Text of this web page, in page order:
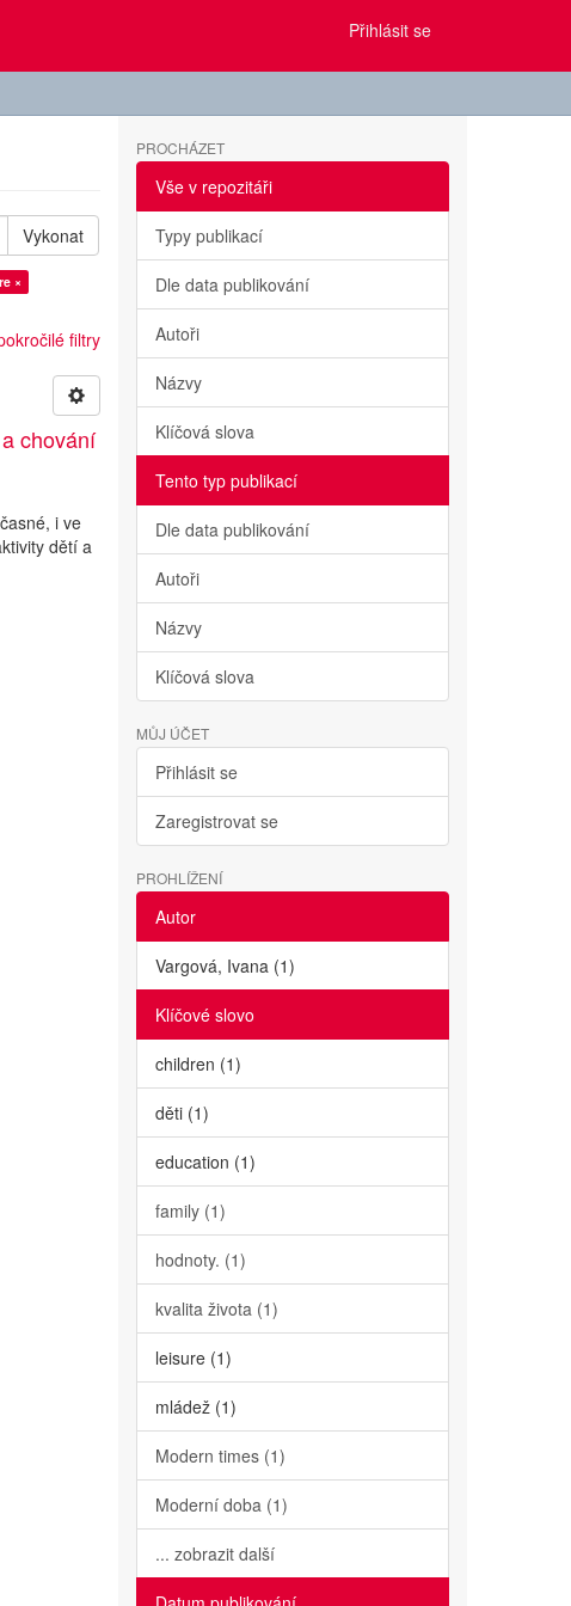
Přihlásit se
Vykonat
×
filtry
chování
i ve
dětí a
PROCHÁZET
Vše v repozitáři
Typy publikací
Dle data publikování
Autoři
Názvy
Klíčová slova
Tento typ publikací
Dle data publikování
Autoři
Názvy
Klíčová slova
MŮJ ÚČET
Přihlásit se
Zaregistrovat se
PROHLÍŽENÍ
Autor
Vargová, Ivana (1)
Klíčové slovo
children (1)
děti (1)
education (1)
family (1)
hodnoty. (1)
kvalita života (1)
leisure (1)
mládež (1)
Modern times (1)
Moderní doba (1)
... zobrazit další